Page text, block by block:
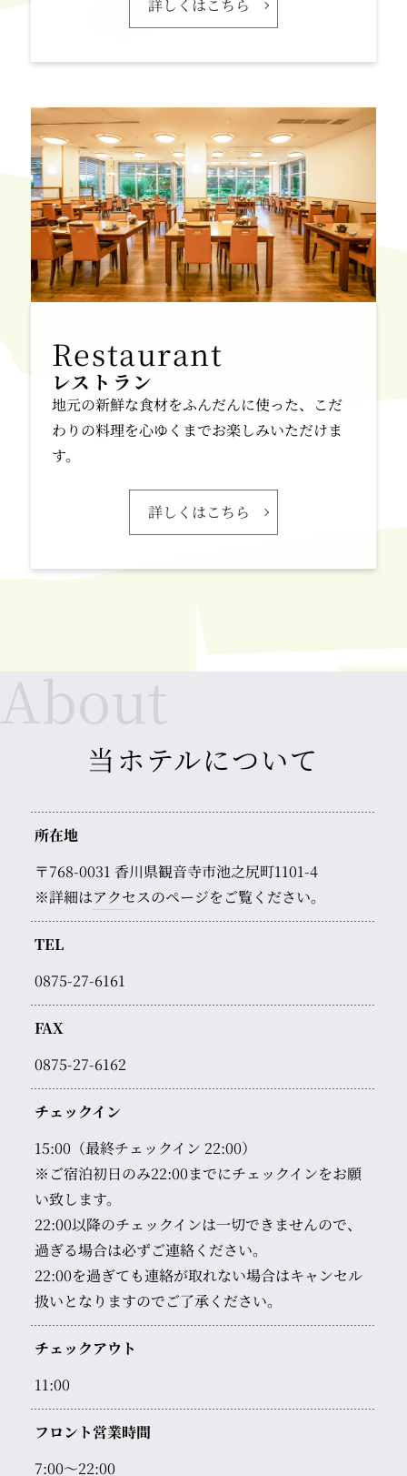
詳しくはこちら
レストラン
地元の新鮮な食材をふんだんに使った、こだ
わりの料理を心ゆくまでお楽しみいただけま
す。
詳しくはこちら
当ホテルについて
所在地
〒768-0031 香川県観音寺市池之尻町1101-4
※詳細はアクセスのページをご覧ください。
TEL
0875-27-6161
FAX
0875-27-6162
チェックイン
15:00（最終チェックイン 22:00）
※ご宿泊初日のみ22:00までにチェックインをお願
い致します。
22:00以降のチェックインは一切できませんので、
過ぎる場合は必ずご連絡ください。
22:00を過ぎても連絡が取れない場合はキャンセル
扱いとなりますのでご了承ください。
チェックアウト
11:00
フロント営業時間
7:00～22:00